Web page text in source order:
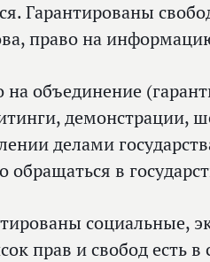
Гарантированы
право на
объединение
демонстрации,
делами
в
социальные,
прав и свобод есть